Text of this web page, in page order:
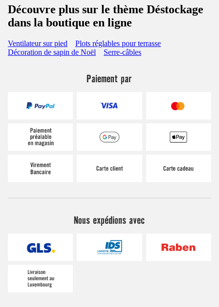
Découvre plus sur le thème Déstockage
dans la boutique en ligne
Ventilateur sur pied
Plots réglables pour terrasse
Décoration de sapin de Noël
Serre-câbles
Paiement par
Nous expédions avec